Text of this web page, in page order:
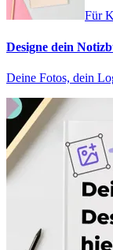
Für
Designe dein
Deine Fotos, dein